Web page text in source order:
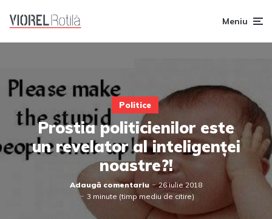
Meniu
Politice
Prostia politicienilor este
un revelator al inteligenței
noastre?!
Adaugă comentariu
26 iulie 2018
3 minute (timp mediu de citire)